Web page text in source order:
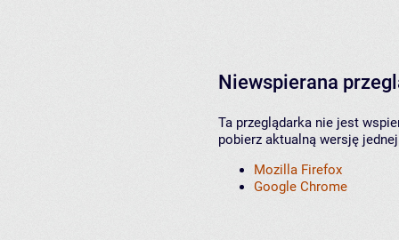
Niewspierana
Ta przeglądarka nie jest
pobierz aktualną wersję
Mozilla Firefox
Google Chrome